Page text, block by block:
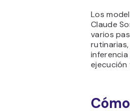
Los
Claude
varios
ejecución